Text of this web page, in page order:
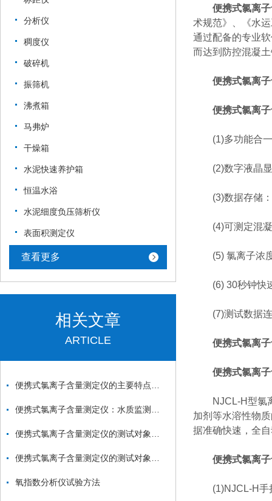
分析仪
稠度仪
破碎机
振筛机
沸煮箱
马弗炉
干燥箱
水泥快速养护箱
恒温水浴
水泥细度负压筛析仪
表面积测定仪
查看更多
相关文章
ARTICLE
氧指数分析仪试验方法
便携式氯离
术规范》、《水
通过配备的专业
而达到防控混凝
便携式氯离
便携式氯离
(1)多功能合一(
(2)数字液晶显
(3)数据存储：
(4)可测定混凝
(5) 氯离子浓度
(6) 30秒钟快速
(7)测试数据连
便携式氯离
便携式氯离
NJCL-H型氯离
加剂等水溶性物
据准确快速，全
便携式氯离
(1)NJCL-H手